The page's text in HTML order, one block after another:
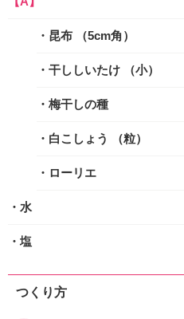
・昆布 （5cm角）
・干ししいたけ （小）
・梅干しの種
・白こしょう （粒）
・ローリエ
・水
・塩
つくり方